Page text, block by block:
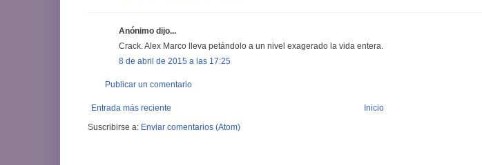
Anónimo dijo...
Crack. Alex Marco lleva petándolo a un nivel exagerado la vida entera.
8 de abril de 2015 a las 17:25
Publicar un comentario
Entrada más reciente
Inicio
Suscribirse a: Enviar comentarios (Atom)